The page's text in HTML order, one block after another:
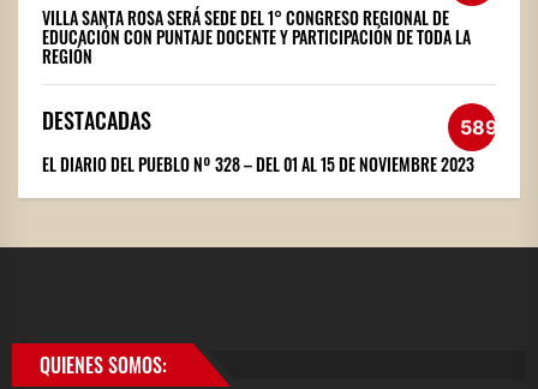
VILLA SANTA ROSA SERÁ SEDE DEL 1° CONGRESO REGIONAL DE
EDUCACIÓN CON PUNTAJE DOCENTE Y PARTICIPACIÓN DE TODA LA
REGIÓN
DESTACADAS 589
EL DIARIO DEL PUEBLO Nº 328 – DEL 01 AL 15 DE NOVIEMBRE 2023
QUIENES SOMOS: